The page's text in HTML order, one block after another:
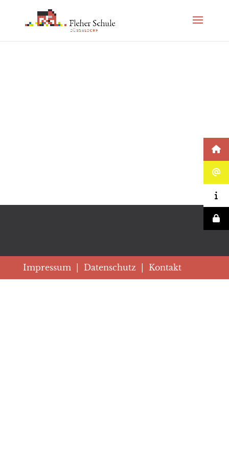
Impressum| Datenschutz Kontakt